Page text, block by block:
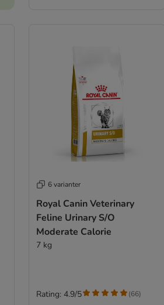
6 varianter
Royal Canin Veterinary
Feline Urinary S/O
Moderate Calorie
7 kg
Rating: 4.9/5 (66)